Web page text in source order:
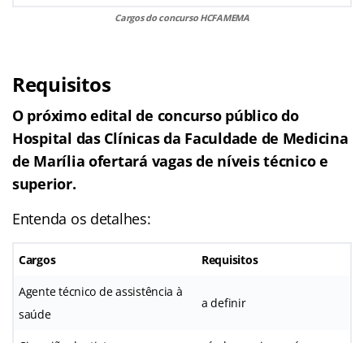
Cargos do concurso HCFAMEMA
Requisitos
O próximo edital de concurso público do
Hospital das Clínicas da Faculdade de Medicina
de Marília ofertará vagas de níveis técnico e
superior.
Entenda os detalhes:
Cargos Requisitos
Agente técnico de assistência à
saúde
a definir